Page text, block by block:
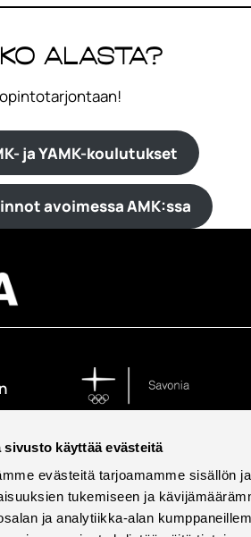
sivusto käyttää evästeitä
evästeitä tarjoamamme sisällön
tukemiseen ja
ja analytiikka-alan
alasta?
ja YAMK-koulutukset
avoimessa AMK:ssa